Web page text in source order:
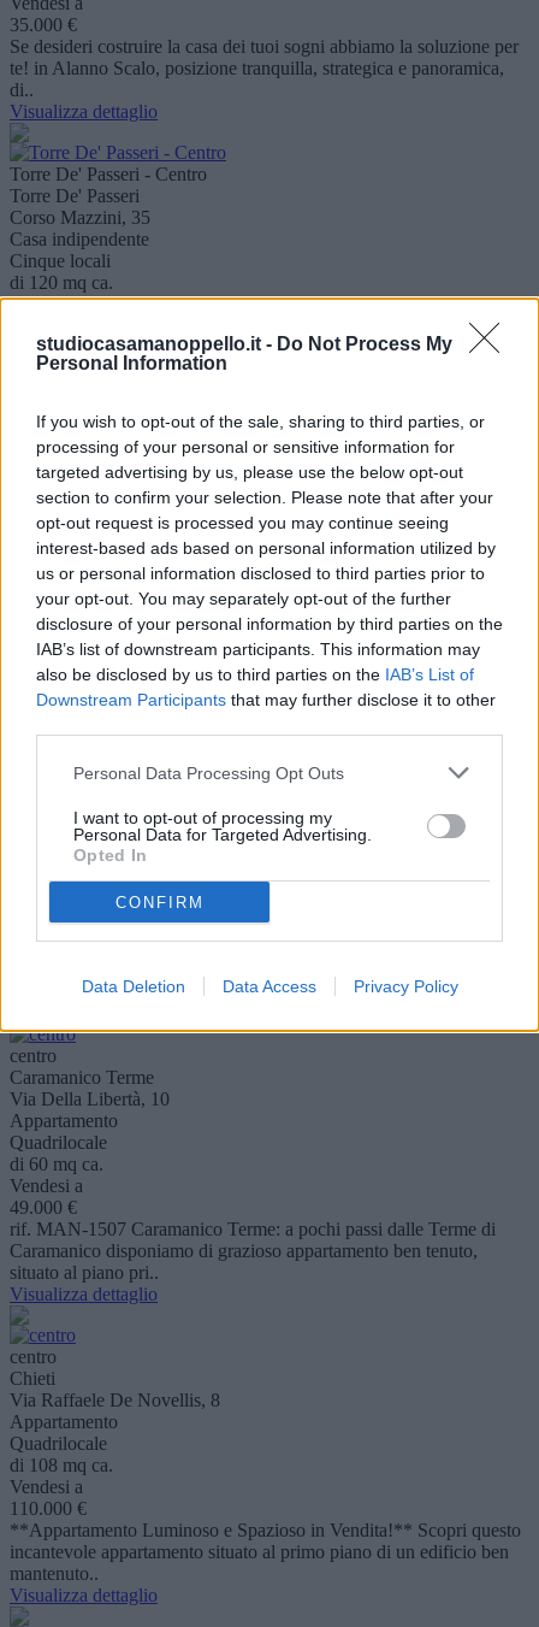
studiocasamanoppello.it - Do Not Process My
Personal Information
If you wish to opt-out of the sale, sharing to third parties, or
processing of your personal or sensitive information for
targeted advertising by us, please use the below opt-out
section to confirm your selection. Please note that after your
opt-out request is processed you may continue seeing
interest-based ads based on personal information utilized by
us or personal information disclosed to third parties prior to
your opt-out. You may separately opt-out of the further
disclosure of your personal information by third parties on the
IAB’s list of downstream participants. This information may
also be disclosed by us to third parties on the IAB’s List of
Downstream Participants that may further disclose it to other
Personal Data Processing Opt Outs
I want to opt-out of processing my
Personal Data for Targeted Advertising.
Opted In
CONFIRM
Data Deletion Data Access Privacy Policy
35.000 €
Se desideri costruire la casa dei tuoi sogni abbiamo la soluzione per
te! in Alanno Scalo, posizione tranquilla, strategica e panoramica,
di..
Visualizza dettaglio
Torre De' Passeri - Centro
Torre De' Passeri
Corso Mazzini, 35
Casa indipendente
Cinque locali
di 120 mq ca.
Vendesi a
TORRE DE' PASSERI: Proponiamo in vendita casa indipendente
su due livelli con piano seminterrato. Al piano terra: ingresso, ampio
Visualizza dettaglio
Centro Storico
Manoppello
Rione Fara, 5
Casa indipendente
di 150 mq ca.
Vendesi a
75.000 €
"Casa indipendente in Manoppello Centro Storico" Vieni a scoprire
questa fantastica soluzione nel cuore del centro storico di
Manoppello. I..
Centro Storico
Via I Maggio, 23
Casa indipendente
di 125 mq ca.
Vendesi a
SCAFA: Vi proponiamo in vendita, in Via I Maggio, una graziosa
Visualizza dettaglio
centro
Caramanico Terme
Via Della Libertà, 10
Appartamento
Quadrilocale
di 60 mq ca.
Vendesi a
49.000 €
rif. MAN-1507 Caramanico Terme: a pochi passi dalle Terme di
Caramanico disponiamo di grazioso appartamento ben tenuto,
situato al piano pri..
Visualizza dettaglio
centro
Chieti
Via Raffaele De Novellis, 8
Appartamento
Quadrilocale
di 108 mq ca.
Vendesi a
110.000 €
**Appartamento Luminoso e Spazioso in Vendita!** Scopri questo
incantevole appartamento situato al primo piano di un edificio ben
mantenuto..
Visualizza dettaglio